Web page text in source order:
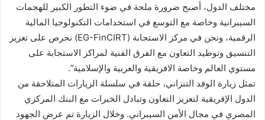
مختلف الدول، أصبح ضرورة ملحة في ضوء التطور الكبير للهجمات
السيبرانية وخاصة مع التوسع في استخدامات التكنولوجيا المالية
الرقمية، ونحن في مركز الاستجابة (EG-FinCIRT) نحرص على تعزيز
التنسيق وتوطيد التعاون مع الفرق الفنية لمراكز الاستجابة على
مستوي العالم وخاصة الافريقية والعربية والإسلامية”.
تمثل زيارة الوفد التنزاني، حلقة في سلسلة الزيارات المتلاحقة من
الدول الإفريقية لتعزيز التعاون وتبادل الخبرات مع البنك المركزي
المصري في مجال الأمن السيبراني. وخلال الزيارة تم عرض الجهود